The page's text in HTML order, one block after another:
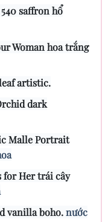
saffron hổ
Woman hoa trắng
artistic.
dark
Malle Portrait
for Her trái cây
vanilla boho.nước